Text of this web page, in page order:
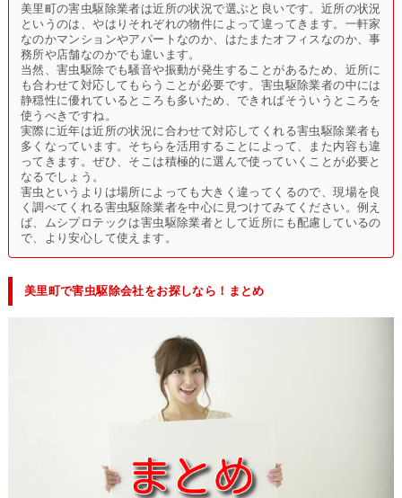
美里町の害虫駆除業者は近所の状況で選ぶと良いです。近所の状況
というのは、やはりそれぞれの物件によって違ってきます。一軒家
なのかマンションやアパートなのか、はたまたオフィスなのか、事
務所や店舗なのかでも違います。
当然、害虫駆除でも騒音や振動が発生することがあるため、近所に
も合わせて対応してもらうことが必要です。害虫駆除業者の中には
静穏性に優れているところも多いため、できればそういうところを
使うべきですね。
実際に近年は近所の状況に合わせて対応してくれる害虫駆除業者も
多くなっています。そちらを活用することによって、また内容も違
ってきます。ぜひ、そこは積極的に選んで使っていくことが必要と
なるでしょう。
害虫というよりは場所によっても大きく違ってくるので、現場を良
く調べてくれる害虫駆除業者を中心に見つけてみてください。例え
ば、ムシプロテックは害虫駆除業者として近所にも配慮しているの
で、より安心して使えます。
美里町で害虫駆除会社をお探しなら！まとめ